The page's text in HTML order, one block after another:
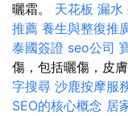
曬霜。 天花板 漏水
推薦 養生與整復推
泰國簽證 seo公司
傷，包括曬傷，皮
字搜尋 沙鹿按摩服
SEO的核心概念 居